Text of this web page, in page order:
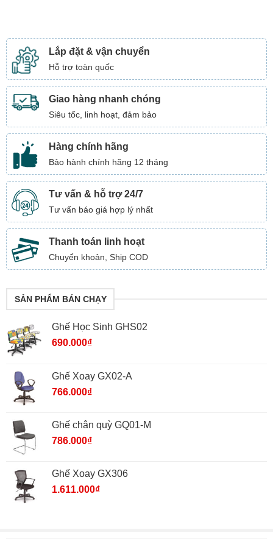
Lắp đặt & vận chuyển
Hỗ trợ toàn quốc
Giao hàng nhanh chóng
Siêu tốc, linh hoạt, đảm bảo
Hàng chính hãng
Bảo hành chính hãng 12 tháng
Tư vấn & hỗ trợ 24/7
Tư vấn báo giá hợp lý nhất
Thanh toán linh hoạt
Chuyển khoản, Ship COD
SẢN PHẨM BÁN CHẠY
Ghế Học Sinh GHS02
690.000₫
Ghế Xoay GX02-A
766.000₫
Ghế chân quỳ GQ01-M
786.000₫
Ghế Xoay GX306
1.611.000₫